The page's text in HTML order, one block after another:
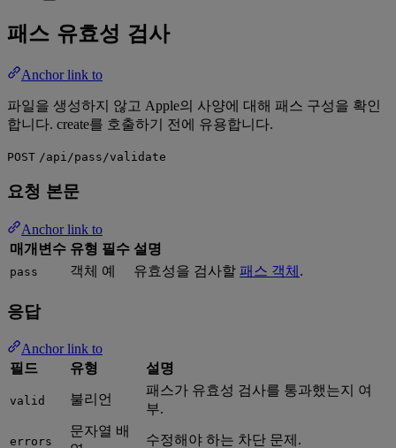
패스 유효성 검사
Anchor link to
파일을 생성하지 않고 Apple의 사양에 대해 패스 구성을 확인
합니다. create를 호출하기 전에 유용합니다.
POST /api/pass/validate
요청 본문
Anchor link to
매개변수 유형 필수 설명
pass 객체 예 유효성을 검사할 패스 객체 .
응답
Anchor link to
필드
유형 설명
valid 불리언
패스가 유효성 검사를 통과했는지 여
부.
errors
문자열 배
수정해야 하는 차단 문제.